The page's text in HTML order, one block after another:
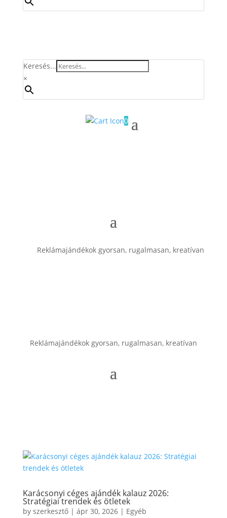
Keresés...
×
0
Reklámajándékok gyorsan, rugalmasan, kreatívan
Reklámajándékok gyorsan, rugalmasan, kreatívan
Karácsonyi céges ajándék kalauz 2026:
Stratégiai trendek és ötletek
by szerkesztő| ápr 30, 2026| Egyéb